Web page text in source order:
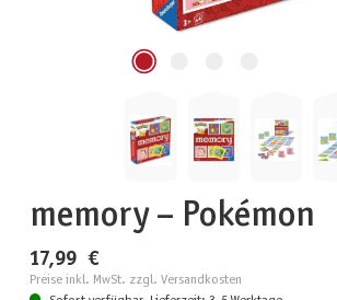
memory – Pokémon
17,99 €
Preise inkl. MwSt. zzgl. Versandkosten